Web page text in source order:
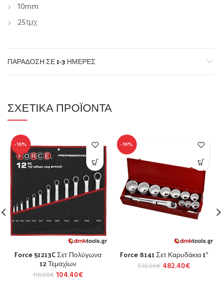
10mm
25τμχ
ΠΑΡΆΔΟΣΗ ΣΕ 1-3 ΗΜΈΡΕΣ
ΣΧΕΤΙΚΆ ΠΡΟΪΌΝΤΑ
-10%
Force 51213C Σετ Πολύγωνα
12 Τεμαχίων
116.00€104.40€
-10%
Force 8141 Σετ Καρυδάκια 1″
536.00€ 482.40€